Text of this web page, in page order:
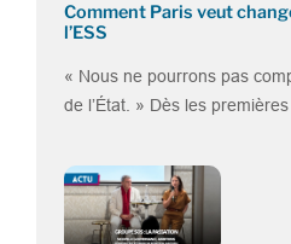
Comment Paris veut
l’ESS
« Nous ne pourrons pas
de l’État. » Dès les